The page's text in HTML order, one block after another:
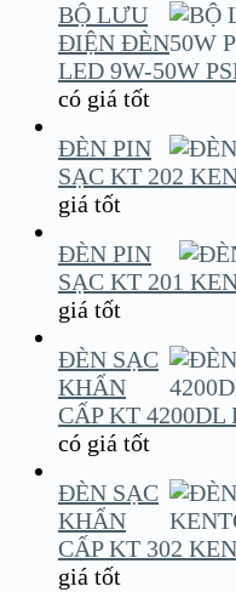
BỘ LƯU
ĐIỆN ĐÈN
LED 9W-50W
có giá tốt
ĐÈN PIN
SẠC KT 202
giá tốt
ĐÈN PIN
SẠC KT 201
giá tốt
ĐÈN SẠC
KHẨN
CẤP KT 4200DL
có giá tốt
ĐÈN SẠC
KHẨN
CẤP KT 302
giá tốt